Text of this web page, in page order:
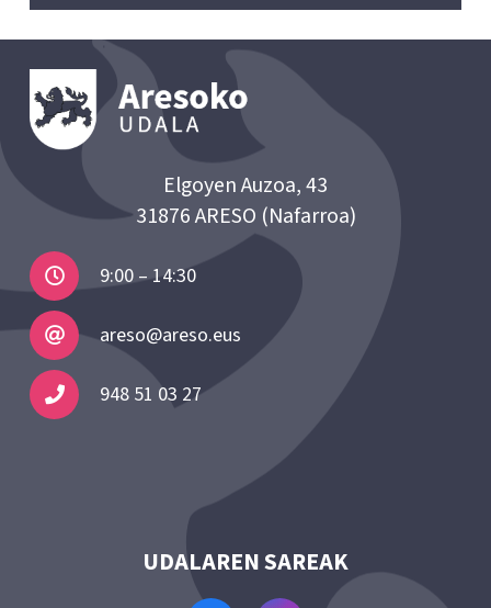
Elgoyen Auzoa, 43
31876 ARESO (Nafarroa)
9:00 – 14:30
areso@areso.eus
948 51 03 27
UDALAREN SAREAK